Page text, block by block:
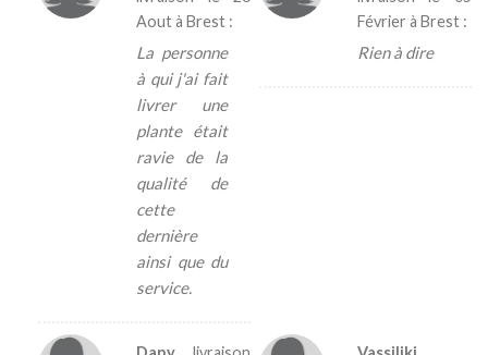
Aoutà Brest :
La personne
à qui j'ai fait
livrer une
plante était
ravie de la
qualité de
cette
dernière
ainsi que du
service.
Février à Brest :
Rien à dire